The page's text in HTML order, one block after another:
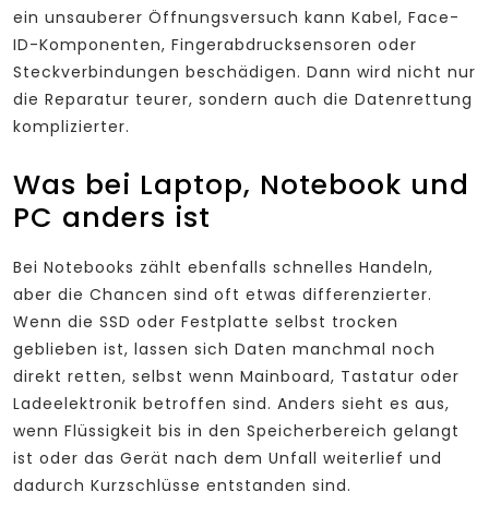
ein unsauberer Öffnungsversuch kann Kabel, Face-
ID-Komponenten, Fingerabdrucksensoren oder
Steckverbindungen beschädigen. Dann wird nicht nur
die Reparatur teurer, sondern auch die Datenrettung
komplizierter.
Was bei Laptop, Notebook und
PC anders ist
Bei Notebooks zählt ebenfalls schnelles Handeln,
aber die Chancen sind oft etwas differenzierter.
Wenn die SSD oder Festplatte selbst trocken
geblieben ist, lassen sich Daten manchmal noch
direkt retten, selbst wenn Mainboard, Tastatur oder
Ladeelektronik betroffen sind. Anders sieht es aus,
wenn Flüssigkeit bis in den Speicherbereich gelangt
ist oder das Gerät nach dem Unfall weiterlief und
dadurch Kurzschlüsse entstanden sind.